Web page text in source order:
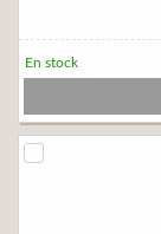
En stock